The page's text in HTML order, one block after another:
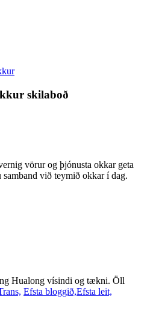
skilaboð
vörur og þjónusta okkar geta
við teymið okkar í dag.
Hualong vísindi og tækni. Öll
Efsta bloggið,Efsta leit,